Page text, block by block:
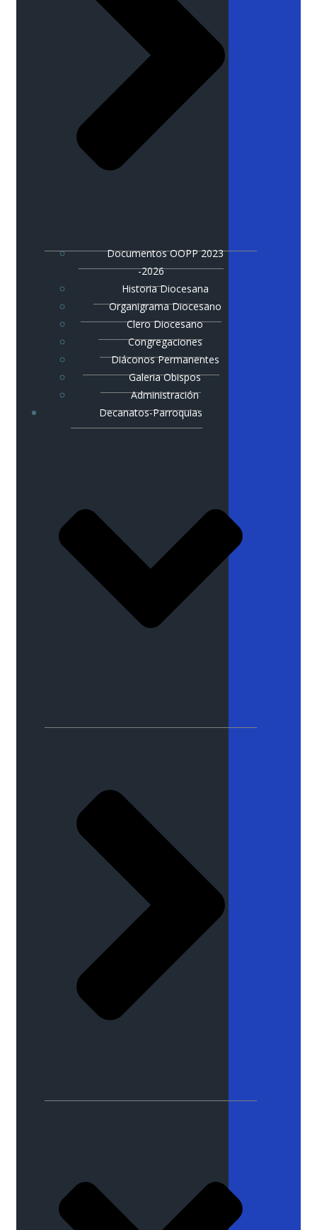
Documentos OOPP 2023
-2026
Historia Diocesana
Organigrama Diocesano
Clero Diocesano
Congregaciones
Diáconos Permanentes
Galeria Obispos
Administración
Decanatos-Parroquias